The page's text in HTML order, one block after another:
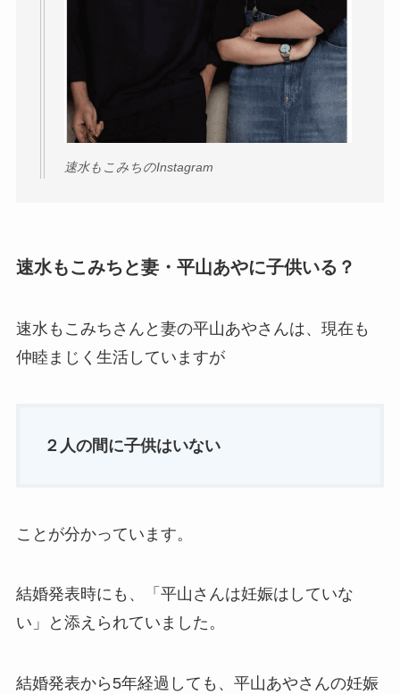
速水もこみちのInstagram
速水もこみちと妻・平山あやに子供いる？
速水もこみちさんと妻の平山あやさんは、現在も
仲睦まじく生活していますが
２人の間に子供はいない
ことが分かっています。
結婚発表時にも、「平山さんは妊娠はしていな
い」と添えられていました。
結婚発表から5年経過しても、平山あやさんの妊娠